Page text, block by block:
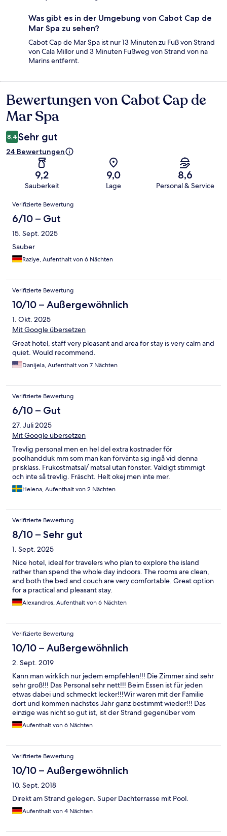
Was gibt es in der Umgebung von Cabot Cap de
Mar Spa zu sehen?
Cabot Cap de Mar Spa ist nur 13 Minuten zu Fuß von Strand
von Cala Millor und 3 Minuten Fußweg von Strand von na
Marins entfernt.
Bewertungen
Bewertungen von Cabot Cap de
Mar Spa
8,4 Sehr gut
24 Bewertungen
9,2
Sauberkeit
9,0
Lage
8,6
Personal & Service
Bewertungen
Verifizierte Bewertung
6/10 – Gut
15. Sept. 2025
Sauber
Raziye, Aufenthalt von 6 Nächten
Verifizierte Bewertung
10/10 – Außergewöhnlich
1. Okt. 2025
Mit Google übersetzen
Great hotel, staff very pleasant and area for stay is very calm and
quiet. Would recommend.
Danijela, Aufenthalt von 7 Nächten
Verifizierte Bewertung
6/10 – Gut
27. Juli 2025
Mit Google übersetzen
Trevlig personal men en hel del extra kostnader för
poolhandduk mm som man kan förvänta sig ingå vid denna
prisklass. Frukostmatsal/ matsal utan fönster. Väldigt stimmigt
och inte så trevlig. Fräscht. Helt okej men inte mer.
Helena, Aufenthalt von 2 Nächten
Verifizierte Bewertung
8/10 – Sehr gut
1. Sept. 2025
Nice hotel, ideal for travelers who plan to explore the island
rather than spend the whole day indoors. The rooms are clean,
and both the bed and couch are very comfortable. Great option
for a practical and pleasant stay.
Alexandros, Aufenthalt von 6 Nächten
Verifizierte Bewertung
10/10 – Außergewöhnlich
2. Sept. 2019
Kann man wirklich nur jedem empfehlen!!! Die Zimmer sind sehr
sehr groß!!! Das Personal sehr nett!!! Beim Essen ist für jeden
etwas dabei und schmeckt lecker!!!Wir waren mit der Familie
dort und kommen nächstes Jahr ganz bestimmt wieder!!! Das
einzige was nicht so gut ist, ist der Strand gegenüber vom
Hotel!!! Aber bisschen weiter sind traumhafte Strände!!!
Aufenthalt von 6 Nächten
Verifizierte Bewertung
10/10 – Außergewöhnlich
10. Sept. 2018
Direkt am Strand gelegen. Super Dachterrasse mit Pool.
Aufenthalt von 4 Nächten